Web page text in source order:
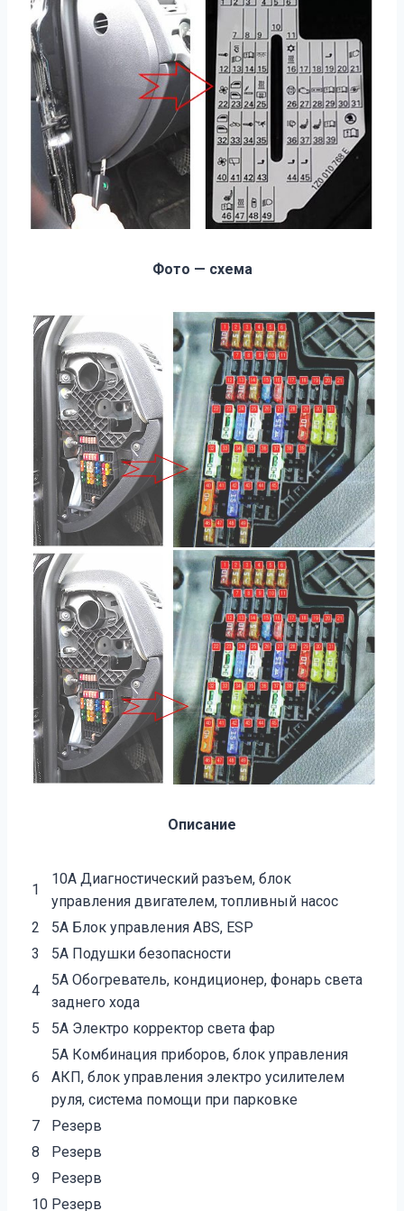
Фото — схема
Описание
1
10А Диагностический разъем, блок
управления двигателем, топливный насос
2
5А Блок управления ABS, ESP
3
5А Подушки безопасности
4
5А Обогреватель, кондиционер, фонарь света
заднего хода
5
5А Электро корректор света фар
6
5А Комбинация приборов, блок управления
АКП, блок управления электро усилителем
руля, система помощи при парковке
7
Резерв
8
Резерв
9
Резерв
10 Резерв